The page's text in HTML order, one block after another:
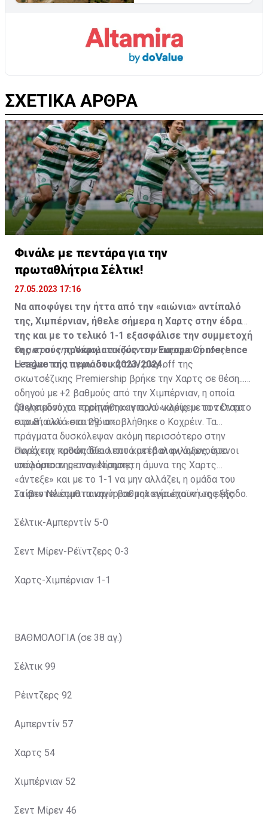
ΣΧΕΤΙΚΑ ΑΡΘΡΑ
Φινάλε με πεντάρα για την
πρωταθλήτρια Σέλτικ!
27.05.2023 17:16
Να αποφύγει την ήττα από την «αιώνια» αντίπαλό
της, Χιμπέρνιαν, ήθελε σήμερα η Χαρτς στην έδρα
της και με το τελικό 1-1 εξασφάλισε την συμμετοχή
της στους προκριματικούς του Europa Conference
League της περιόδου 2023/2024.
Οι μικροί της Νάπολι παίζουν την παραμονή τους!
Η τελευταία αγωνιστική των play off της
σκωτσέζικης Premiership βρήκε την Χαρτς σε θέση...
οδηγού με +2 βαθμούς από την Χιμπέρνιαν, η οποία
ήθελε μόνο το «τρίποντο» για να «κλέψει» το τέταρτο
ευρωπαϊκό «εισιτήριο».
Οι γηπεδούχοι προηγήθηκαν πολύ νωρίς με τον Οντα
στο 8΄, αλλά στο 29΄ αποβλήθηκε ο Κοχρέιν. Τα
πράγματα δυσκόλεψαν ακόμη περισσότερο στην
συνέχεια, καθώς δύο λεπτά μετά οι φιλοξενούμενοι
ισοφάρισαν με τον Νίσμπετ.
Παρά την προσπάθεια που κατέβαλαν, όμως, στο
υπόλοιπο της αναμέτρησης η άμυνα της Χαρτς
«άντεξε» και με το 1-1 να μην αλλάζει, η ομάδα του
Στίβεν Νέισμιθ πανηγύρισε την ευρωπαϊκή της έξοδο.
Τα αποτελέσματα και η βαθμολογία έχουν ως εξής:
Σέλτικ-Αμπερντίν 5-0
Σεντ Μίρεν-Ρέϊντζερς 0-3
Χαρτς-Χιμπέρνιαν 1-1
ΒΑΘΜΟΛΟΓΙΑ (σε 38 αγ.)
Σέλτικ 99
Ρέιντζερς 92
Αμπερντίν 57
Χαρτς 54
Χιμπέρνιαν 52
Σεντ Μίρεν 46